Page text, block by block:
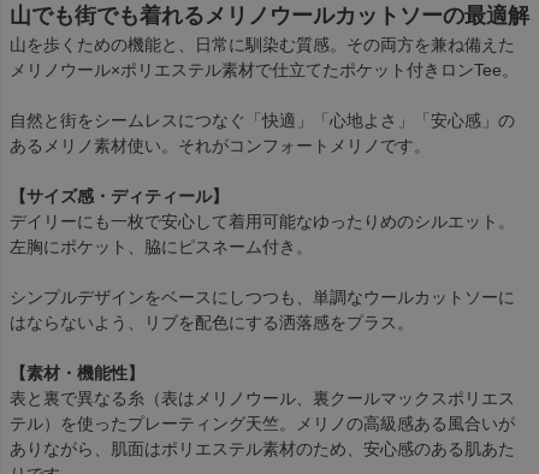
山でも街でも着れるメリノウールカットソーの最適解
山を歩くための機能と、日常に馴染む質感。その両方を兼ね備えた
メリノウール×ポリエステル素材で仕立てたポケット付きロンTee。
自然と街をシームレスにつなぐ「快適」「心地よさ」「安心感」の
あるメリノ素材使い。それがコンフォートメリノです。
【サイズ感・ディティール】
デイリーにも一枚で安心して着用可能なゆったりめのシルエット。
左胸にポケット、脇にピスネーム付き。
シンプルデザインをベースにしつつも、単調なウールカットソーに
はならないよう、リブを配色にする洒落感をプラス。
【素材・機能性】
表と裏で異なる糸（表はメリノウール、裏クールマックスポリエス
テル）を使ったプレーティング天竺。メリノの高級感ある風合いが
ありながら、肌面はポリエステル素材のため、安心感のある肌あた